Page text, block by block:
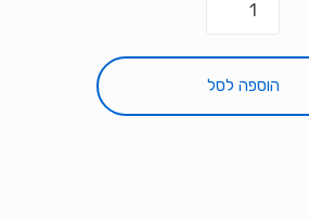
זכוכית
למארז
הוספה לסל